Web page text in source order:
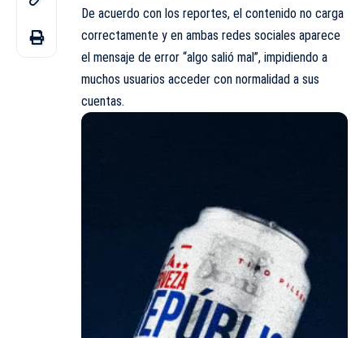
De acuerdo con los reportes, el contenido no carga
correctamente y en ambas redes sociales aparece
el mensaje de error “algo salió mal”, impidiendo a
muchos usuarios acceder con normalidad a sus
cuentas.